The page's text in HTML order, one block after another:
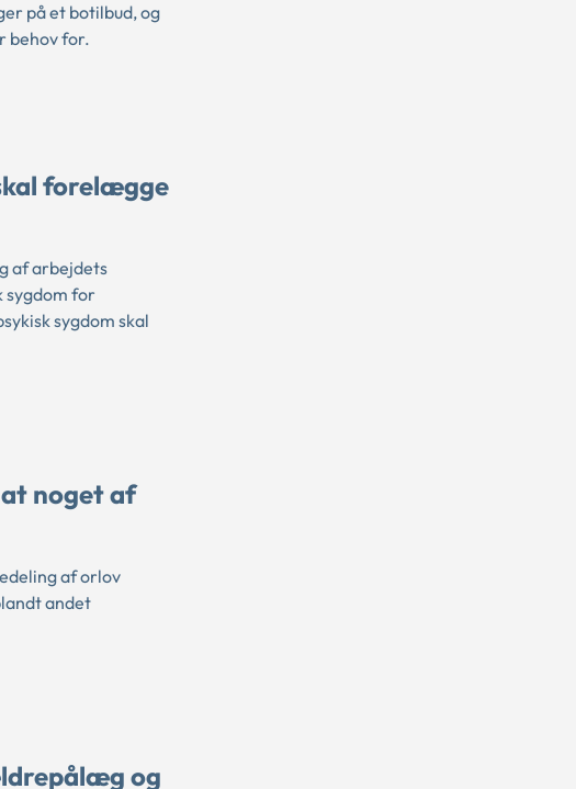
på et botilbud, og
behov for.
forelægge
af arbejdets
sygdom for
sygdom skal
noget af
af orlov
andet
og